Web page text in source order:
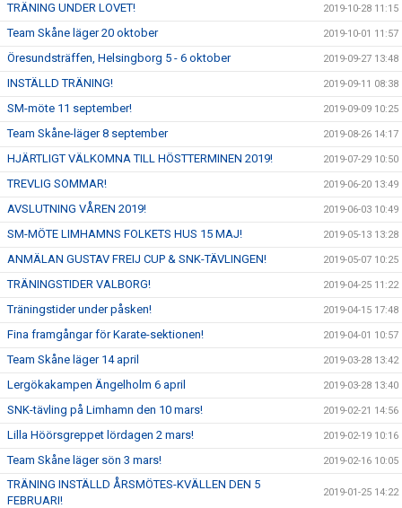
TRÄNING UNDER LOVET! 2019-10-28 11:15
Team Skåne läger 20 oktober 2019-10-01 11:57
Öresundsträffen, Helsingborg 5 - 6 oktober 2019-09-27 13:48
INSTÄLLD TRÄNING! 2019-09-11 08:38
SM-möte 11 september! 2019-09-09 10:25
Team Skåne-läger 8 september 2019-08-26 14:17
HJÄRTLIGT VÄLKOMNA TILL HÖSTTERMINEN 2019! 2019-07-29 10:50
TREVLIG SOMMAR! 2019-06-20 13:49
AVSLUTNING VÅREN 2019! 2019-06-03 10:49
SM-MÖTE LIMHAMNS FOLKETS HUS 15 MAJ! 2019-05-13 13:28
ANMÄLAN GUSTAV FREIJ CUP & SNK-TÄVLINGEN! 2019-05-07 10:25
TRÄNINGSTIDER VALBORG! 2019-04-25 11:22
Träningstider under påsken! 2019-04-15 17:48
Fina framgångar för Karate-sektionen! 2019-04-01 10:57
Team Skåne läger 14 april 2019-03-28 13:42
Lergökakampen Ängelholm 6 april 2019-03-28 13:40
SNK-tävling på Limhamn den 10 mars! 2019-02-21 14:56
Lilla Höörsgreppet lördagen 2 mars! 2019-02-19 10:16
Team Skåne läger sön 3 mars! 2019-02-16 10:05
TRÄNING INSTÄLLD ÅRSMÖTES-KVÄLLEN DEN 5
FEBRUARI!
2019-01-25 14:22